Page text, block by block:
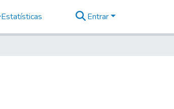
Estatísticas Entrar